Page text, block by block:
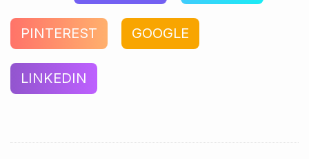
PINTEREST GOOGLE
LINKEDIN